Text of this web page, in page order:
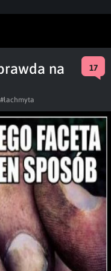
na
17
#łachmyta